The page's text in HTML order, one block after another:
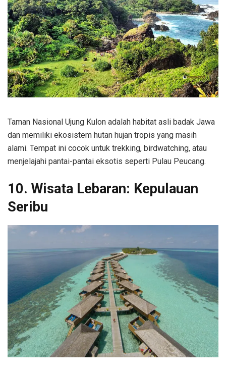
Taman Nasional Ujung Kulon adalah habitat asli badak Jawa
dan memiliki ekosistem hutan hujan tropis yang masih
alami. Tempat ini cocok untuk trekking, birdwatching, atau
menjelajahi pantai-pantai eksotis seperti Pulau Peucang.
10. Wisata Lebaran: Kepulauan
Seribu